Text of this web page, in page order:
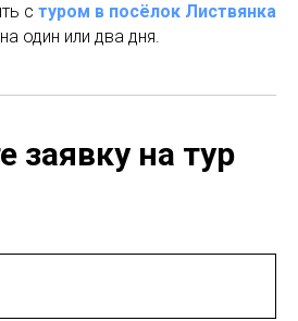
с туром в посёлок Листвянка
один или два дня.
заявку на тур